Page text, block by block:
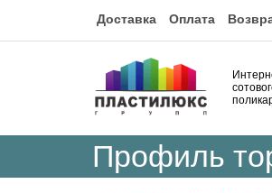
Доставка Оплата
Профиль